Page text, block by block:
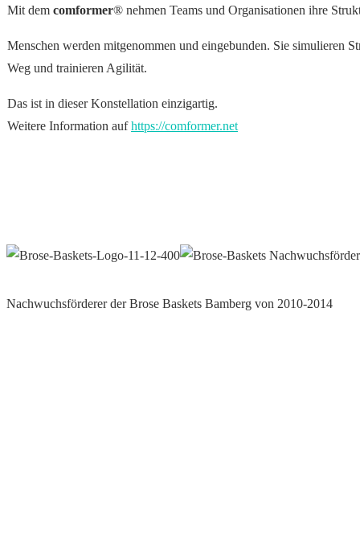
Mit dem comformer® nehmen Teams und Organisationen ihre
Menschen werden mitgenommen und eingebunden. Sie simulieren
Weg und trainieren Agilität.
Das ist in dieser Konstellation einzigartig.
Weitere Information aufhttps://comformer.net
Nachwuchsförderer der Brose Baskets Bamberg von 2010-2014